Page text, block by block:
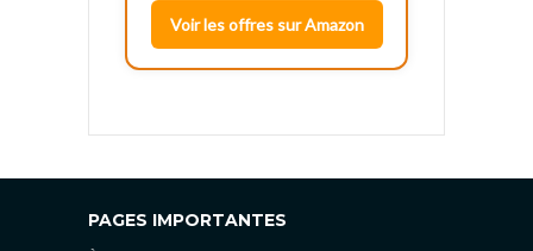
Voir les offres sur Amazon
PAGES IMPORTANTES